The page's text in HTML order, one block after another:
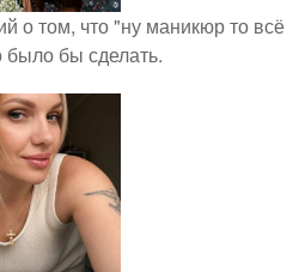
о том, что "ну маникюр то всё
было бы сделать.